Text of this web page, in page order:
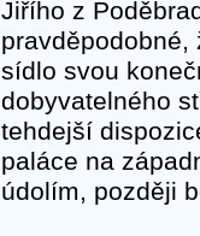
Jiřího z
sídlo svou
dobyvatelného
tehdejší
paláce na
údolím, později